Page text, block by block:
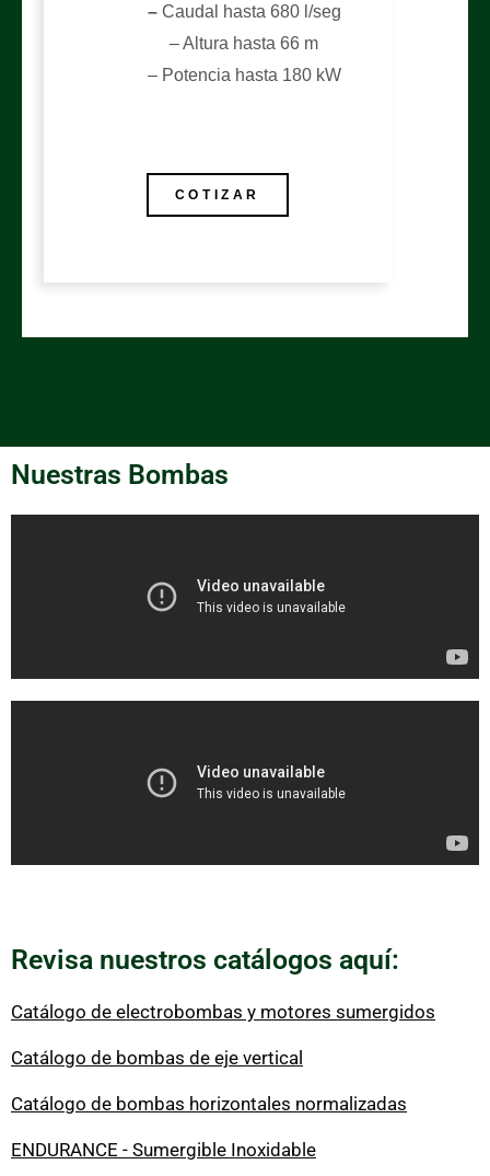
– Caudal hasta 680 l/seg
– Altura hasta 66 m
– Potencia hasta 180 kW
COTIZAR
Nuestras Bombas
Revisa nuestros catálogos aquí:
Catálogo de electrobombas y motores sumergidos
Catálogo de bombas de eje vertical
Catálogo de bombas horizontales normalizadas
ENDURANCE - Sumergible Inoxidable